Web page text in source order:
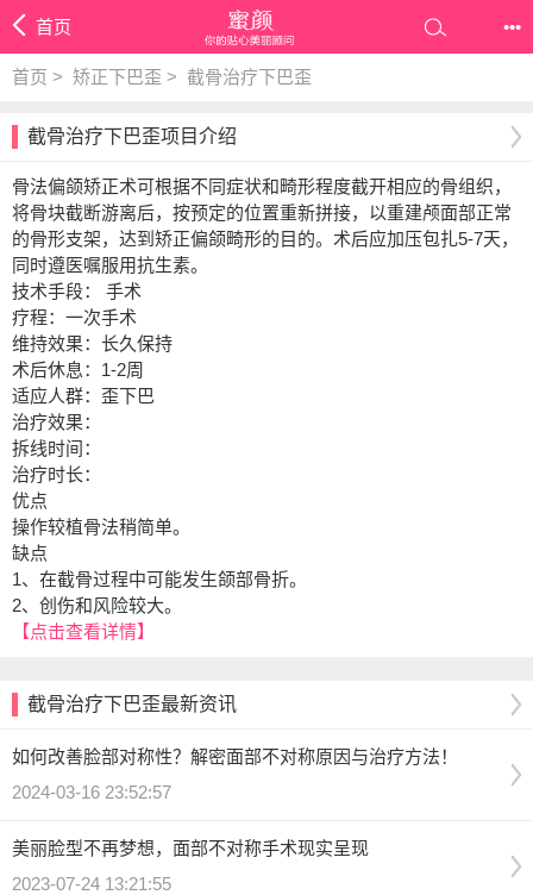
首页 •••
首页 > 矫正下巴歪 > 截骨治疗下巴歪
截骨治疗下巴歪项目介绍
骨法偏颌矫正术可根据不同症状和畸形程度截开相应的骨组织，
将骨块截断游离后，按预定的位置重新拼接，以重建颅面部正常
的骨形支架，达到矫正偏颌畸形的目的。术后应加压包扎5-7天，
同时遵医嘱服用抗生素。
技术手段： 手术
疗程：一次手术
维持效果：长久保持
术后休息：1-2周
适应人群：歪下巴
治疗效果：
拆线时间：
治疗时长：
优点
操作较植骨法稍简单。
缺点
1、在截骨过程中可能发生颌部骨折。
2、创伤和风险较大。
【点击查看详情】
截骨治疗下巴歪最新资讯
如何改善脸部对称性？解密面部不对称原因与治疗方法！
2024-03-16 23:52:57
美丽脸型不再梦想，面部不对称手术现实呈现
2023-07-24 13:21:55